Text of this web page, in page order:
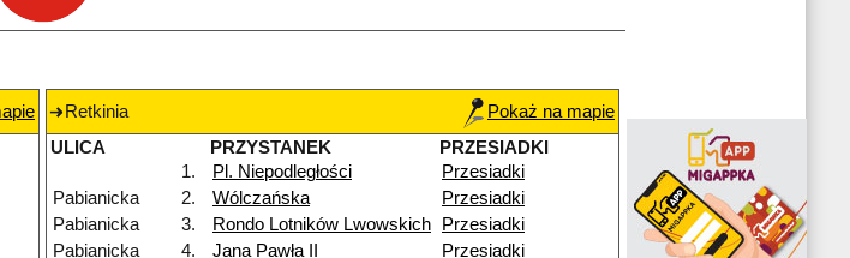
Retkinia
Pokaż na mapie
ULICA
PRZYSTANEK
PRZESIADKI
1.
Pl. Niepodległości
Przesiadki
Pabianicka
2. Wólczańska
Przesiadki
Pabianicka
3. Rondo Lotników Lwowskich
Przesiadki
Pabianicka
4. Jana Pawła II
Przesiadki